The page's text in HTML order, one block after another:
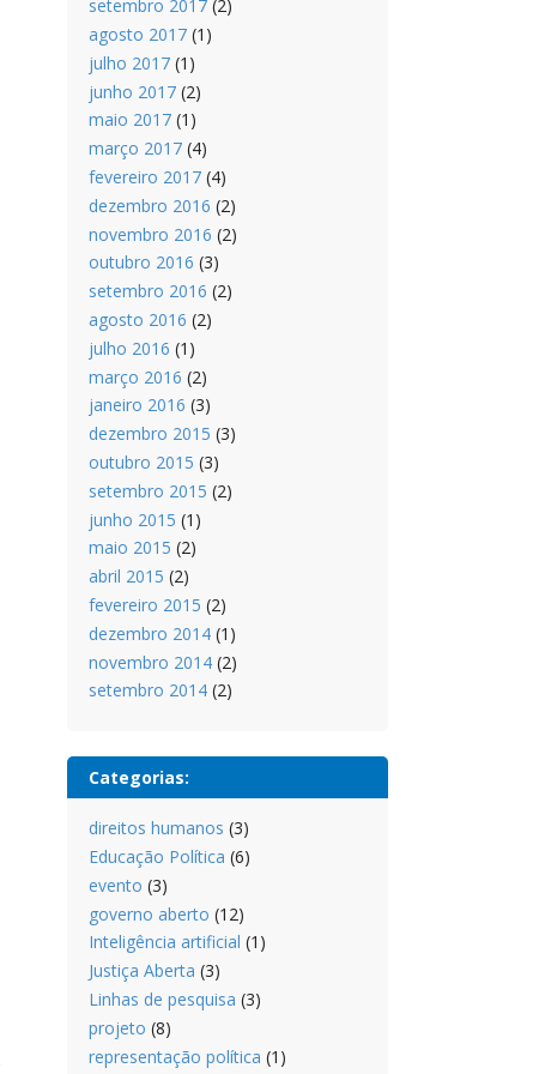
setembro 2017(2)
agosto 2017(1)
julho 2017(1)
junho 2017(2)
maio 2017(1)
março 2017(4)
fevereiro 2017(4)
dezembro 2016 (2)
novembro 2016 (2)
outubro 2016 (3)
setembro 2016 (2)
agosto 2016 (2)
julho 2016 (1)
março 2016 (2)
janeiro 2016 (3)
dezembro 2015 (3)
outubro 2015 (3)
setembro 2015 (2)
junho 2015 (1)
maio 2015 (2)
abril 2015 (2)
fevereiro 2015 (2)
dezembro 2014(1)
novembro 2014(2)
setembro 2014(2)
Categorias:
direitos humanos (3)
Educação Política (6)
evento (3)
governo aberto (12)
Inteligência artificial (1)
Justiça Aberta (3)
Linhas de pesquisa (3)
projeto (8)
representação política (1)